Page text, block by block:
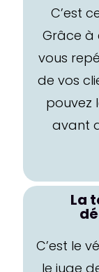
C’est
Grâce à
vous
de vos
pouvez
avant
La
C’est le
le juge